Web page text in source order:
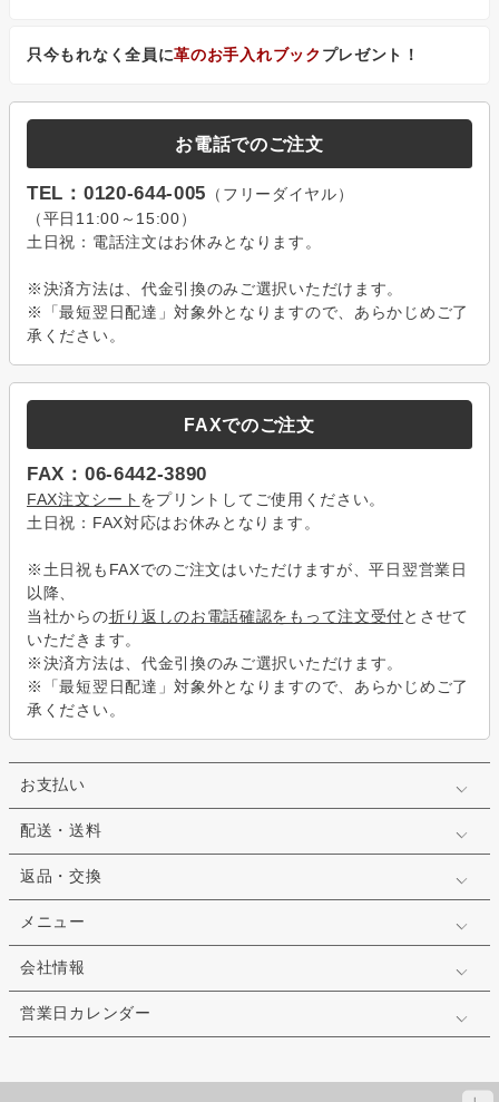
只今もれなく全員に革のお手入れブック プレゼント！
お電話でのご注文
TEL：0120-644-005 （フリーダイヤル）
（平日11:00～15:00）
土日祝：電話注文はお休みとなります。
※決済方法は、代金引換のみご選択いただけます。
※「最短翌日配達」対象外となりますので、あらかじめご了
承ください。
FAXでのご注文
FAX：06-6442-3890
FAX注文シート をプリントしてご使用ください。
土日祝：FAX対応はお休みとなります。
※土日祝もFAXでのご注文はいただけますが、平日翌営業日
以降、
当社からの折り返しのお電話確認をもって注文受付とさせて
いただきます。
※決済方法は、代金引換のみご選択いただけます。
※「最短翌日配達」対象外となりますので、あらかじめご了
承ください。
お支払い
配送・送料
返品・交換
メニュー
会社情報
営業日カレンダー